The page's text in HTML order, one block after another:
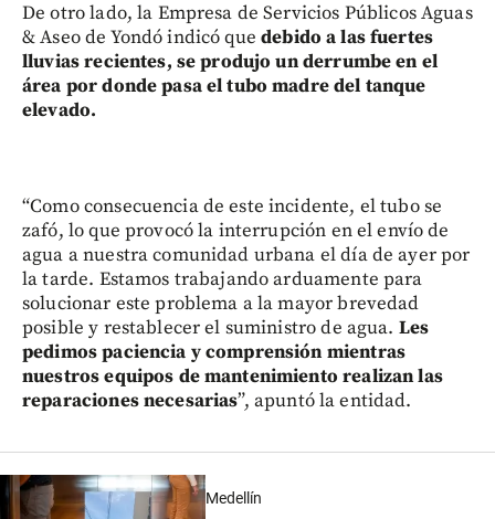
De otro lado, la Empresa de Servicios Públicos Aguas
& Aseo de Yondó indicó quedebido a las fuertes
lluvias recientes, se produjo un derrumbe en el
área por donde pasa el tubo madre del tanque
elevado.
“Como consecuencia de este incidente, el tubo se
zafó, lo que provocó la interrupción en el envío de
agua a nuestra comunidad urbana el día de ayer por
la tarde. Estamos trabajando arduamente para
solucionar este problema a la mayor brevedad
posible y restablecer el suministro de agua. Les
pedimos paciencia y comprensión mientras
nuestros equipos de mantenimiento realizan las
reparaciones necesarias”, apuntó la entidad.
Medellín